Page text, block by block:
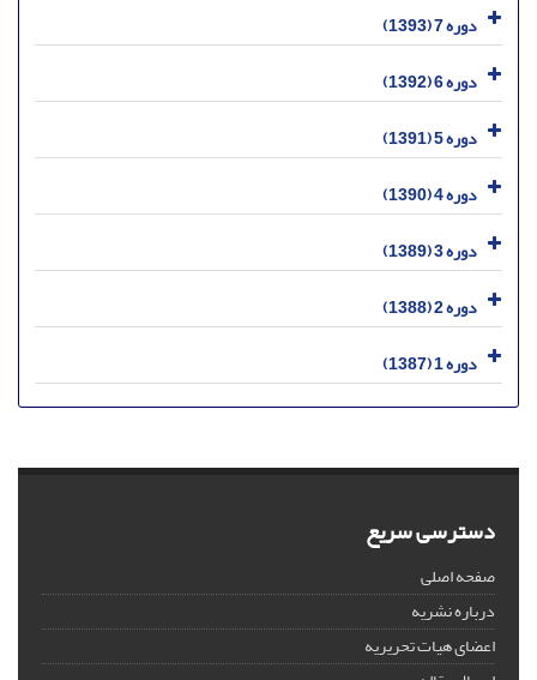
دوره 7 (1393)
دوره 6 (1392)
دوره 5 (1391)
دوره 4 (1390)
دوره 3 (1389)
دوره 2 (1388)
دوره 1 (1387)
دسترسی سریع
صفحه اصلی
درباره نشریه
اعضای هیات تحریریه